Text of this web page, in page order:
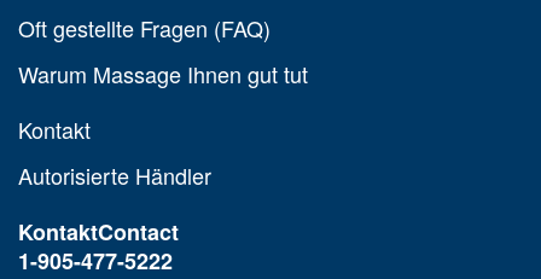
Oft gestellte Fragen (FAQ)
Warum Massage Ihnen gut tut
Kontakt
Autorisierte Händler
KontaktContact
1-905-477-5222